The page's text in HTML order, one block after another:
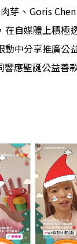
芽、Goris
在自媒體上積極
動中分享推廣公
響應聖誕公益善